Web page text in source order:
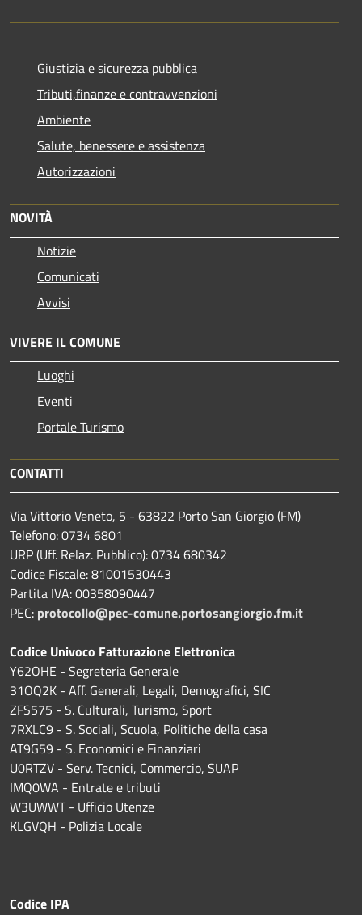
Giustizia e sicurezza pubblica
Tributi,finanze e contravvenzioni
Ambiente
Salute, benessere e assistenza
Autorizzazioni
NOVITÀ
Notizie
Comunicati
Avvisi
VIVERE IL COMUNE
Luoghi
Eventi
Portale Turismo
CONTATTI
Via Vittorio Veneto, 5 - 63822 Porto San Giorgio (FM)
Telefono: 0734 6801
URP (Uff. Relaz. Pubblico): 0734 680342
Codice Fiscale: 81001530443
Partita IVA: 00358090447
PEC: protocollo@pec-comune.portosangiorgio.fm.it
Codice Univoco Fatturazione Elettronica
Y62OHE - Segreteria Generale
31OQ2K - Aff. Generali, Legali, Demografici, SIC
ZFS575 - S. Culturali, Turismo, Sport
7RXLC9 - S. Sociali, Scuola, Politiche della casa
AT9G59 - S. Economici e Finanziari
U0RTZV - Serv. Tecnici, Commercio, SUAP
IMQ0WA - Entrate e tributi
W3UWWT - Ufficio Utenze
KLGVQH - Polizia Locale
Codice IPA